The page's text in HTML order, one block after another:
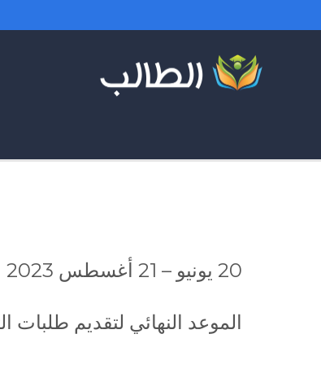
20 يونيو – 21 أغسطس 2023
الموعد النهائي لتقديم طلبات